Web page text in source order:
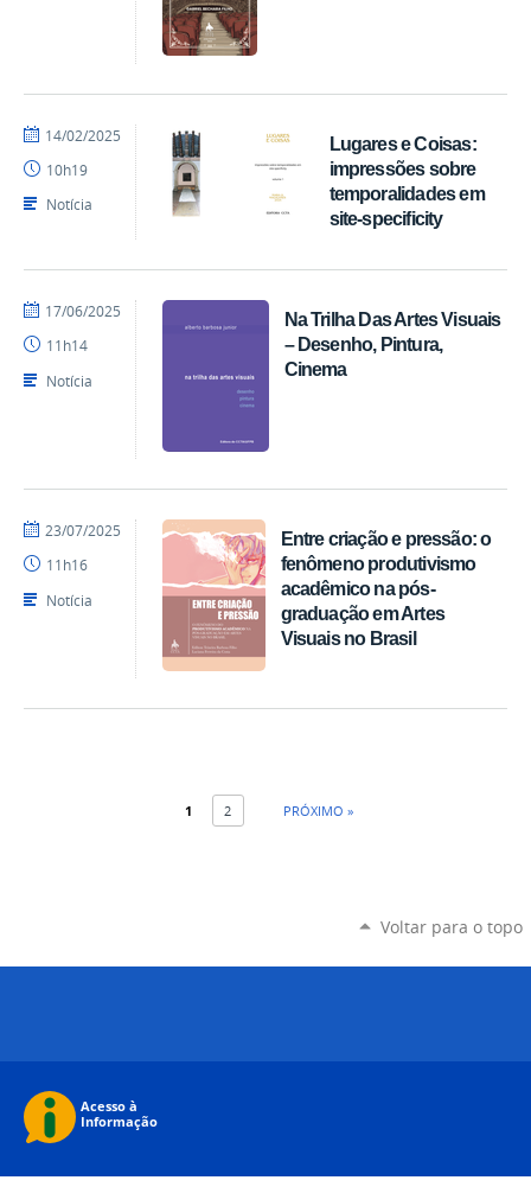
Lugares e Coisas:
impressões sobre
temporalidades em
site-specificity
por
CCTA
publicado
14/02/2025
10h19
Notícia
Na Trilha Das Artes Visuais
– Desenho, Pintura,
Cinema
por
CCTA
publicado
17/06/2025
11h14
Notícia
Entre criação e pressão: o
fenômeno produtivismo
acadêmico na pós-
graduação em Artes
Visuais no Brasil
por
CCTA
publicado
23/07/2025
11h16
Notícia
1 2 PRÓXIMO »
Voltar para o topo